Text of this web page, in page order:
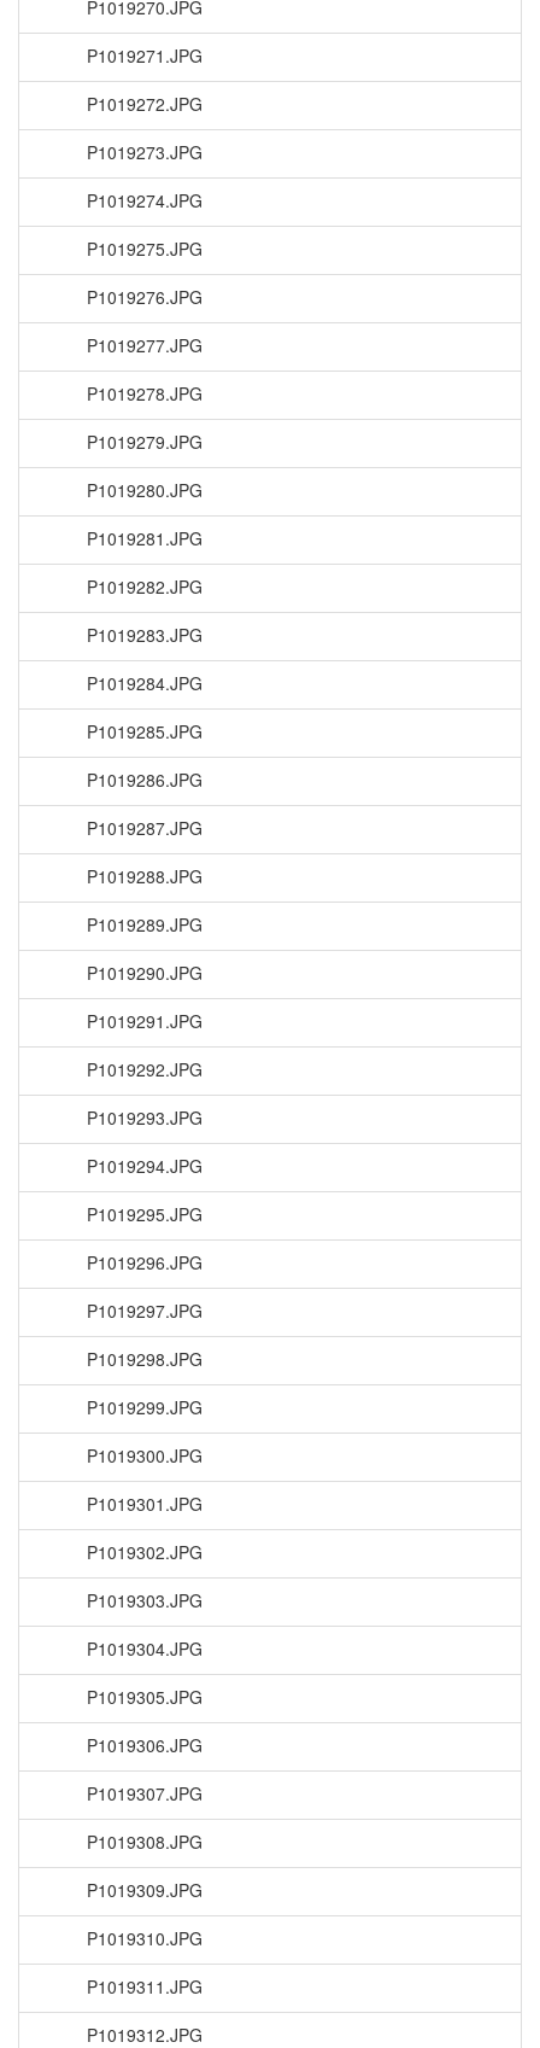
P1019270.JPG
P1019271.JPG
P1019272.JPG
P1019273.JPG
P1019274.JPG
P1019275.JPG
P1019276.JPG
P1019277.JPG
P1019278.JPG
P1019279.JPG
P1019280.JPG
P1019281.JPG
P1019282.JPG
P1019283.JPG
P1019284.JPG
P1019285.JPG
P1019286.JPG
P1019287.JPG
P1019288.JPG
P1019289.JPG
P1019290.JPG
P1019291.JPG
P1019292.JPG
P1019293.JPG
P1019294.JPG
P1019295.JPG
P1019296.JPG
P1019297.JPG
P1019298.JPG
P1019299.JPG
P1019300.JPG
P1019301.JPG
P1019302.JPG
P1019303.JPG
P1019304.JPG
P1019305.JPG
P1019306.JPG
P1019307.JPG
P1019308.JPG
P1019309.JPG
P1019310.JPG
P1019311.JPG
P1019312.JPG